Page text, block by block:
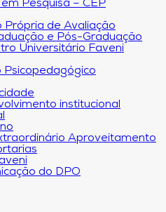
Pesquisa – CEP
Própria de Avaliação
e Pós-Graduação
Universitário Faveni
Psicopedagógico
institucional
Aproveitamento
do DPO